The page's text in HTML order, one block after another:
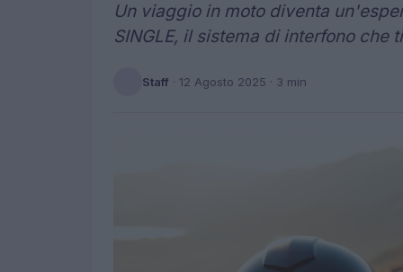
Un viaggio in moto diventa
SINGLE, il sistema di interfono che
Staff · 12 Agosto 2025 · 3 min